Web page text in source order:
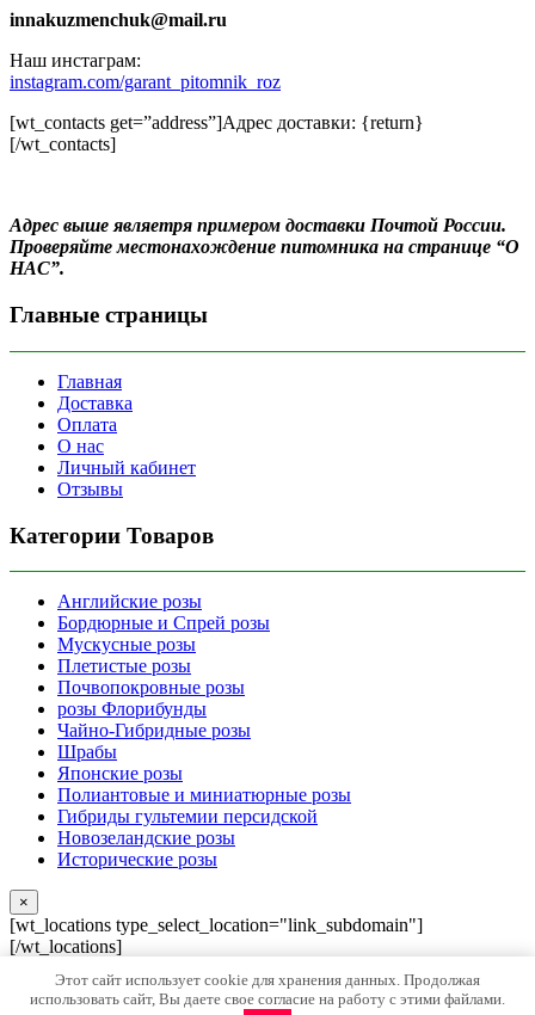
innakuzmenchuk@mail.ru
Наш инстаграм:
instagram.com/garant_pitomnik_roz
[wt_contacts get=”address”]Адрес доставки: {return}
[/wt_contacts]
Адрес выше являетря примером доставки Почтой России.
Проверяйте местонахождение питомника на странице “О
НАС”.
Главные страницы
Главная
Доставка
Оплата
О нас
Личный кабинет
Отзывы
Категории Товаров
Английские розы
Бордюрные и Спрей розы
Мускусные розы
Плетистые розы
Почвопокровные розы
розы Флорибунды
Чайно-Гибридные розы
Шрабы
Японские розы
Полиантовые и миниатюрные розы
Гибриды гультемии персидской
Новозеландские розы
Исторические розы
×
[wt_locations type_select_location="link_subdomain"]
[/wt_locations]
офиса - Краснодар)
Этот сайт использует cookie для хранения данных. Продолжая
использовать сайт, Вы даете свое согласие на работу с этими файлами.